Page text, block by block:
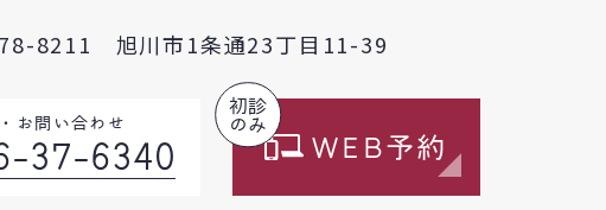
8211 旭川市1条通23丁目11-39
お問い合わせ
37-6340 WEB予約
初診
のみ